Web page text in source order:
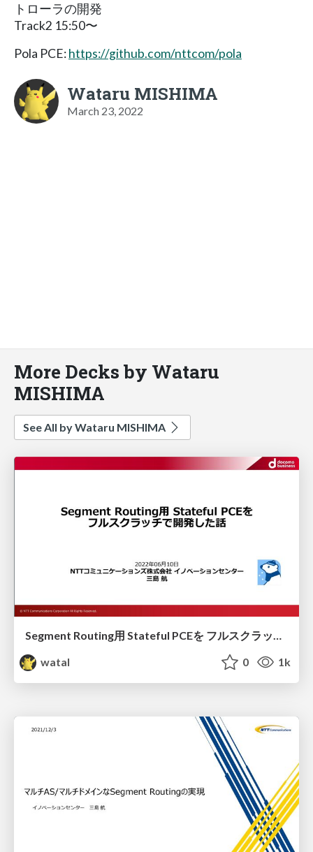
トローラの開発
Track2 15:50〜
Pola PCE:https://github.com/nttcom/pola
Wataru MISHIMA
March 23, 2022
More Decks by Wataru
MISHIMA
See All by Wataru MISHIMA
Segment Routing用 Stateful PCEを フルスクラッチで開発した話
watal
0 1k